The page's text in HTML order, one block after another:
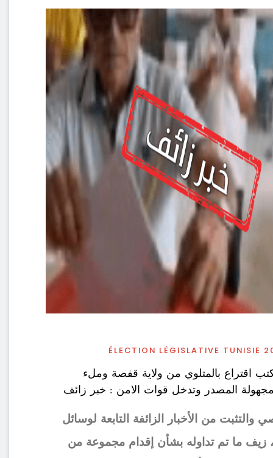
ÉLECTION LÉGISLATIVE TUNISIE
اقتراع بالمتلوي من ولاية قفصة وملء
المصدر وتدخل قوات الامن : خبر زائف
والتثبت من الأخبار الزائفة التابعة لوسائل
زيف ما تم تداوله بشأن إقدام مجموعة من